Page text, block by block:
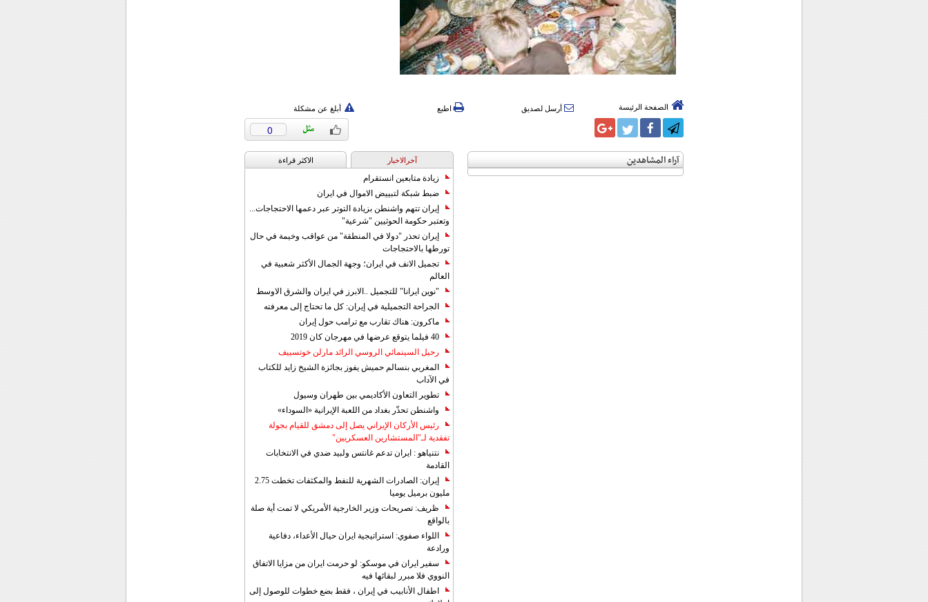
الصفحة الرئيسة أرسل لصديق اطبع أبلغ عن مشكلة
0
آراء المشاهدين آخرالاخبار الاکثر قراءة
زيادة متابعين انستقرام
ضبط شبكة لتبييض الاموال في ايران
إيران تتهم واشنطن بزيادة التوتر عبر دعمها الاحتجاجات...
وتعتبر حكومة الحوثيين "شرعية"
إيران تحذر "دولا في المنطقة" من عواقب وخيمة في حال
تورطها بالاحتجاجات
تجميل الانف في ايران؛ وجهة الجمال الأكثر شعبية في
العالم
"نوين ايرانا" للتجميل ..الابرز في ايران والشرق الاوسط
الجراحة التجميلية في إيران: كل ما تحتاج إلى معرفته
ماكرون: هناك تقارب مع ترامب حول إيران
40 فيلما يتوقع عرضها في مهرجان كان 2019
رحيل السينمائي الروسي الرائد مارلن خوتسييف
المغربي بنسالم حميش يفوز بجائزة الشيخ زايد للكتاب
في الآداب
تطوير التعاون الأكاديمي بين طهران وسيول
واشنطن تحذّر بغداد من اللعبة الإيرانية «السوداء»
رئيس الأركان الإيراني يصل إلى دمشق للقيام بجولة
تفقدية لـ"المستشارين العسكريين"
نتنياهو : ايران تدعم غانتس ولبيد ضدي في الانتخابات
القادمة
إيران: الصادرات الشهریة للنفط والمكثفات تخطت 2.75
مليون برميل يوميا
ظريف: تصريحات وزير الخارجية الأمريكي لا تمت أية صلة
بالواقع
اللواء صفوي: استراتيجية ايران حيال الأعداء، دفاعية
ورادعة
سفير ايران في موسكو: لو حرمت ايران من مزايا الاتفاق
النووي فلا مبرر لبقائها فيه
اطفال الأنابيب في إيران ، فقط بضع خطوات للوصول إلى